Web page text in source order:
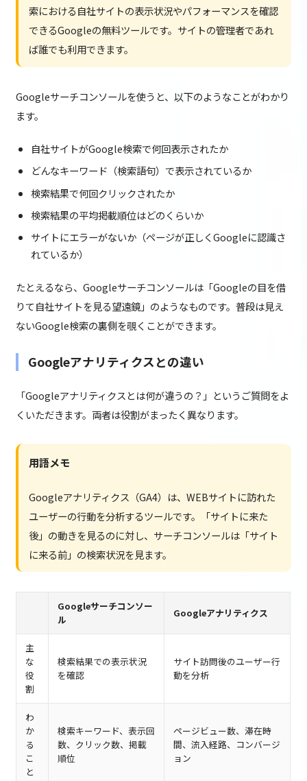
索における自社サイトの表示状況やパフォーマンスを確認
できるGoogleの無料ツールです。サイトの管理者であれ
ば誰でも利用できます。
Googleサーチコンソールを使うと、以下のようなことがわかり
ます。
自社サイトがGoogle検索で何回表示されたか
どんなキーワード（検索語句）で表示されているか
検索結果で何回クリックされたか
検索結果の平均掲載順位はどのくらいか
サイトにエラーがないか（ページが正しくGoogleに認識さ
れているか）
たとえるなら、Googleサーチコンソールは「Googleの目を借
りて自社サイトを見る望遠鏡」のようなものです。普段は見え
ないGoogle検索の裏側を覗くことができます。
Googleアナリティクスとの違い
「Googleアナリティクスとは何が違うの？」というご質問をよ
くいただきます。両者は役割がまったく異なります。
用語メモ
Googleアナリティクス（GA4）は、WEBサイトに訪れた
ユーザーの行動を分析するツールです。「サイトに来た
後」の動きを見るのに対し、サーチコンソールは「サイト
に来る前」の検索状況を見ます。
Googleサーチコンソー
ル
Googleアナリティクス
主
な
役
割
検索結果での表示状況
を確認
サイト訪問後のユーザー行
動を分析
わ
か
る
こ
と
検索キーワード、表示回
数、クリック数、掲載
順位
ページビュー数、滞在時
間、流入経路、コンバージ
ョン